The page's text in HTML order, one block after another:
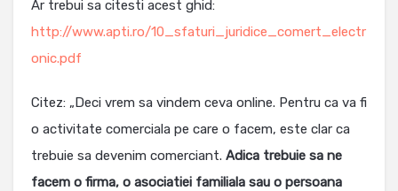
Ar trebui sa citesti acest ghid:
http://www.apti.ro/10_sfaturi_juridice_comert_electr
onic.pdf
Citez: „Deci vrem sa vindem ceva online. Pentru ca va fi
o activitate comerciala pe care o facem, este clar ca
trebuie sa devenim comerciant. Adica trebuie sa ne
facem o firma, o asociatiei familiala sau o persoana